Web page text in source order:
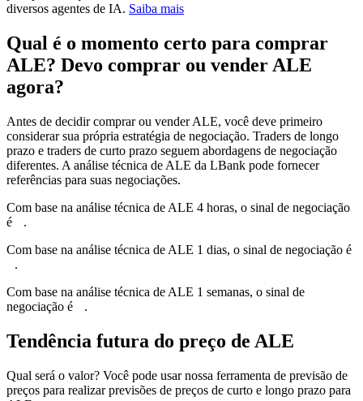
diversos agentes de IA. Saiba mais
Qual é o momento certo para comprar
ALE? Devo comprar ou vender ALE
agora?
Antes de decidir comprar ou vender ALE, você deve primeiro
considerar sua própria estratégia de negociação. Traders de longo
prazo e traders de curto prazo seguem abordagens de negociação
diferentes. A análise técnica de ALE da LBank pode fornecer
referências para suas negociações.
Com base na análise técnica de ALE 4 horas, o sinal de negociação
é
.
Com base na análise técnica de ALE 1 dias, o sinal de negociação é
.
Com base na análise técnica de ALE 1 semanas, o sinal de
negociação é
.
Tendência futura do preço de ALE
Qual será o valor? Você pode usar nossa ferramenta de previsão de
preços para realizar previsões de preços de curto e longo prazo para